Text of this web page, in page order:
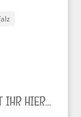
IHR HIER…